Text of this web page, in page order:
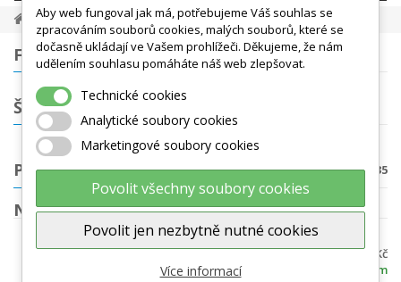
Posilování A Fitness Posilovací Gumy, Lana
FILTROVÁNÍ
ŠTÍTKY
POSILOVACÍ GUMY, LANA Počet produktů: 35
NEJPRODÁVANĚJŠÍ PRODUKTY V KATEGORII
Aerobic band 200 x 15 cm -
různé tuhosti
151 Kč
Skladem
Aby web fungoval jak má, potřebujeme Váš souhlas se
zpracováním souborů cookies, malých souborů, které se
dočasně ukládají ve Vašem prohlížeči. Děkujeme, že nám
udělením souhlasu pomáháte náš web zlepšovat.
Technické cookies
Analytické soubory cookies
Marketingové soubory cookies
Povolit všechny soubory cookies
Povolit jen nezbytně nutné cookies
Více informací